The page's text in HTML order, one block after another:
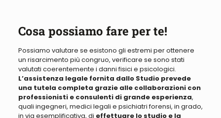
Cosa possiamo fare per te!
Possiamo valutare se esistono gli estremi per ottenere
un risarcimento più congruo, verificare se sono stati
valutati coerentemente i danni fisici e psicologici.
L’assistenza legale fornita dallo Studio prevede
una tutela completa grazie alle collaborazioni con
professionisti e consulenti di grande esperienza,
quali ingegneri, medici legali e psichiatri forensi, in grado,
in via esemplificativa, di effettuare lo studio e la